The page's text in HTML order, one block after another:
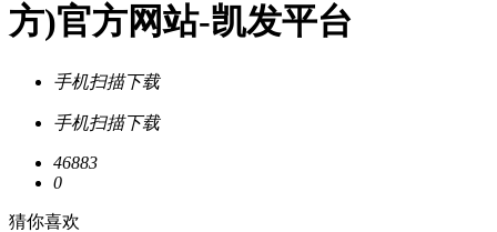
方)官方网站-凯发平台
手机扫描下载
手机扫描下载
46883
0
猜你喜欢